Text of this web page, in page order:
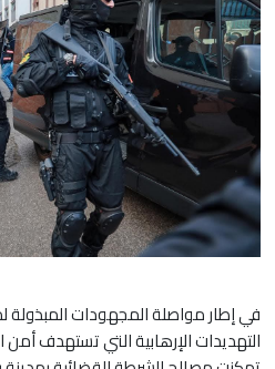
في إطار مواصلة المجهودات
التهديدات الإرهابية التي تستهدف